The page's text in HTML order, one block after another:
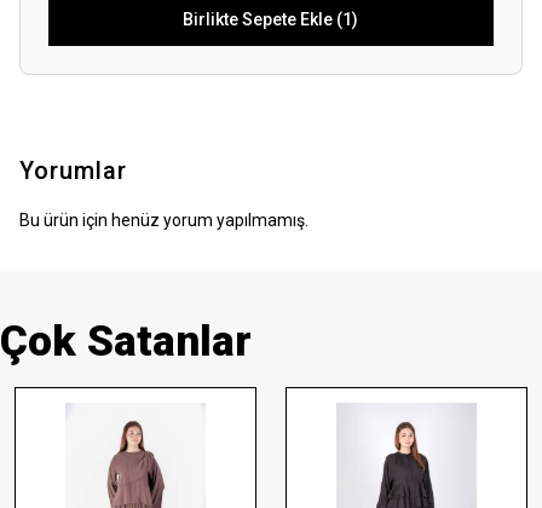
Birlikte Sepete Ekle (1)
Yorumlar
Bu ürün için henüz yorum yapılmamış.
Çok Satanlar